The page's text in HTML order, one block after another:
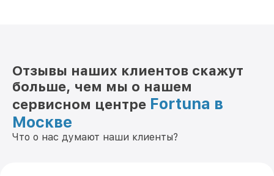
Отзывы наших клиентов скажут
больше, чем мы о нашем
сервисном центре Fortuna в
Москве
Что о нас думают наши клиенты?